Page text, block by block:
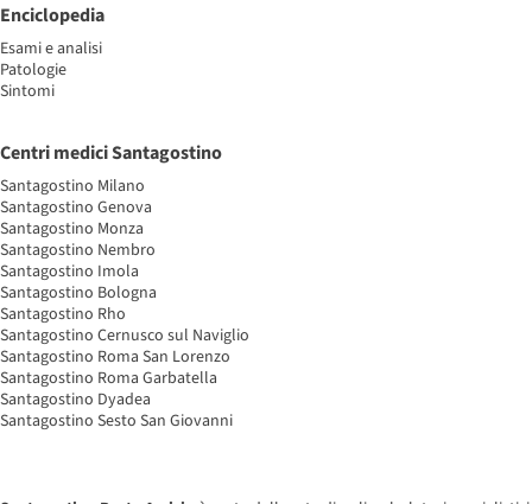
Enciclopedia
Esami e analisi
Patologie
Sintomi
Centri medici Santagostino
Santagostino Milano
Santagostino Genova
Santagostino Monza
Santagostino Nembro
Santagostino Imola
Santagostino Bologna
Santagostino Rho
Santagostino Cernusco sul Naviglio
Santagostino Roma San Lorenzo
Santagostino Roma Garbatella
Santagostino Dyadea
Santagostino Sesto San Giovanni